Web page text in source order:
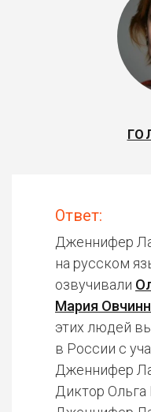
Ответ:
Дженнифер
на русском
озвучивали
Мария
этих людей
в России с
Дженнифер
Диктор Ольга